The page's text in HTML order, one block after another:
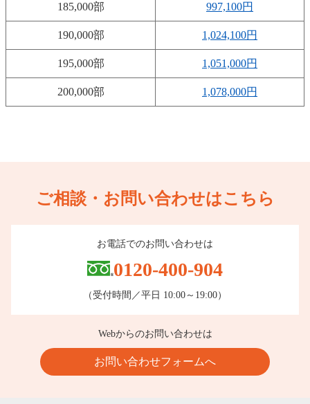
185,000部 997,100円
190,000部 1,024,100円
195,000部 1,051,000円
200,000部 1,078,000円
ご相談・お問い合わせはこちら
お電話でのお問い合わせは
0120-400-904
（受付時間／平日 10:00～19:00）
Webからのお問い合わせは
お問い合わせフォームへ